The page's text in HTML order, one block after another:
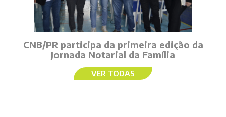
CNB/PR participa da primeira edição da
Jornada Notarial da Família
VER TODAS